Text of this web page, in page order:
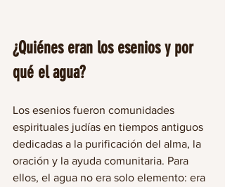
¿Quiénes eran los esenios y por
qué el agua?
Los esenios fueron comunidades
espirituales judías en tiempos antiguos
dedicadas a la purificación del alma, la
oración y la ayuda comunitaria. Para
ellos, el agua no era solo elemento: era